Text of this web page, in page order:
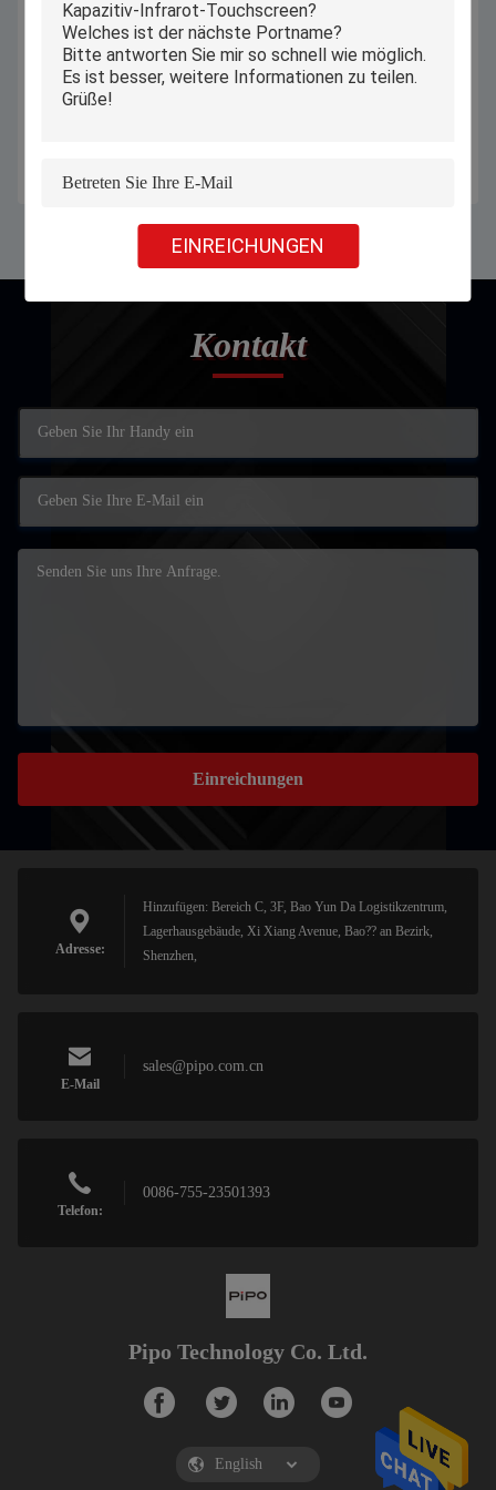
EINREICHUNGEN
14 Zoll-Wand-Berg-Touch Screen
Erhalten Sie besten Preis
Kontakt
Einreichungen
Adresse:
Hinzufügen: Bereich C, 3F, Bao Yun Da Logistikzentrum,
Lagerhausgebäude, Xi Xiang Avenue, Bao?? an Bezirk,
Shenzhen,
E-Mail
sales@pipo.com.cn
Telefon:
0086-755-23501393
Pipo Technology Co. Ltd.